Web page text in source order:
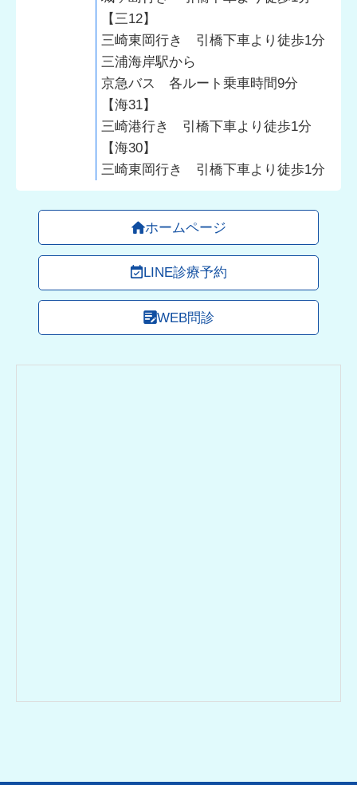
【三12】
三崎東岡行き 引橋下車より徒歩1分
三浦海岸駅から
京急バス 各ルート乗車時間9分
【海31】
三崎港行き 引橋下車より徒歩1分
【海30】
三崎東岡行き 引橋下車より徒歩1分
ホームページ
LINE診療予約
WEB問診